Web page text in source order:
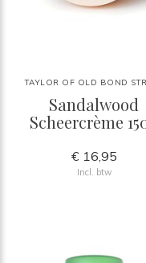
TAYLOR OF OLD BOND
Sandalwood
Scheercrème
€ 16,95
Incl. btw